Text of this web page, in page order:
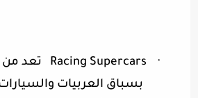
·
Racing Supercars
تعد من
بسباق العربيات